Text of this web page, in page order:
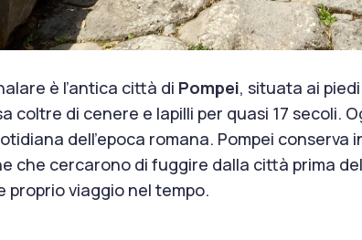
è l’antica città di Pompei, situata ai
coltre di cenere e lapilli per quasi 17
dell’epoca romana. Pompei
che cercarono di fuggire dalla città prima
proprio viaggio nel tempo.